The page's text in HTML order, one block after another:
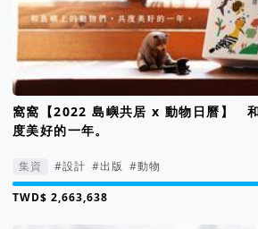
窩窩【2022 島嶼共居 x 動物日曆】
度美好的一年。
集資 #設計 #出版 #動物
集資進度 2664%